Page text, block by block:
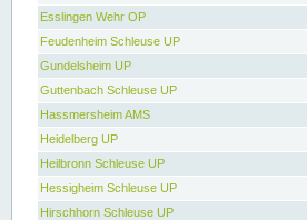
Esslingen Wehr OP
Feudenheim Schleuse UP
Gundelsheim UP
Guttenbach Schleuse UP
Hassmersheim AMS
Heidelberg UP
Heilbronn Schleuse UP
Hessigheim Schleuse UP
Hirschhorn Schleuse UP